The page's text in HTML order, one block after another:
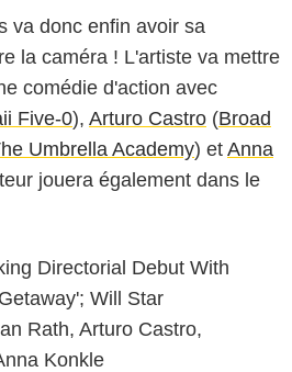
va donc enfin avoir sa
la caméra ! L'artiste va mettre
comédie d'action avec
Five-0), Arturo Castro (Broad
Umbrella Academy) et Anna
jouera également dans le
Directorial Debut With
Will Star
Rath, Arturo Castro,
Konkle